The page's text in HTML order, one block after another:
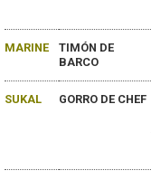
MARINE
TIMÓN DE
BARCO
SUKAL GORRO DE CHEF